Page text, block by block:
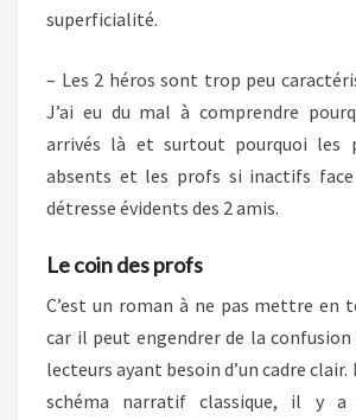
superficialité.
– Les 2 héros sont trop peu
J’ai eu du mal à comprendre
arrivés là et surtout pourquoi les
absents et les profs si inactifs face
détresse évidents des 2 amis.
Le coin des profs
C’est un roman à ne pas mettre en
car il peut engendrer de la confusion
lecteurs ayant besoin d’un cadre clair.
schéma narratif classique, il y a